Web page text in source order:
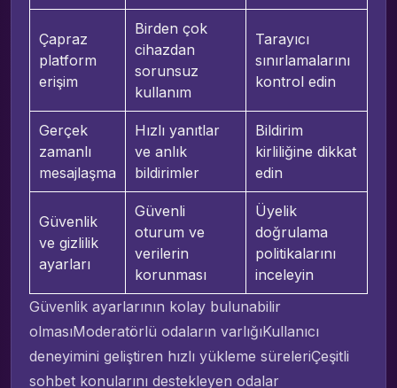
Çapraz
platform
erişim
Birden çok
cihazdan
sorunsuz
kullanım
Tarayıcı
sınırlamalarını
kontrol edin
Gerçek
zamanlı
mesajlaşma
Hızlı yanıtlar
ve anlık
bildirimler
Bildirim
kirliliğine dikkat
edin
Güvenlik
ve gizlilik
ayarları
Güvenli
oturum ve
verilerin
korunması
Üyelik
doğrulama
politikalarını
inceleyin
Güvenlik ayarlarının kolay bulunabilir
olmasıModeratörlü odaların varlığıKullanıcı
deneyimini geliştiren hızlı yükleme süreleriÇeşitli
sohbet konularını destekleyen odalar